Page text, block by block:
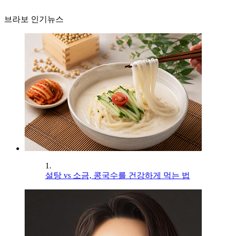
브라보 인기뉴스
1.
설탕 vs 소금, 콩국수를 건강하게 먹는 법